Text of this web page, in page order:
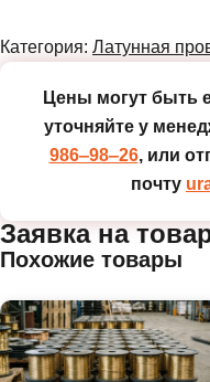
Категория: Латунная
Цены могут быть
уточняйте у
986‒98‒26, или
почту
Заявка на
Похожие товары